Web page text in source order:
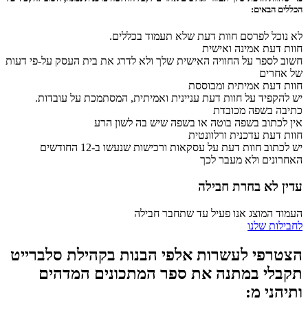
הכללים הבאים:
לא נוכל לפרסם חוות דעת שלא תעמוד בכללים.
חוות דעת אמינה ואישית
חשוב לספר על החוויה האישית שלך ולא לדרג את בית העסק על-פי דעות
של אחרים
חוות דעת אמיתית ומבוססת
יש להקפיד על חוות דעת עניינית ואמיתית, המסתמכת על עובדות.
כתיבה בשפה מכובדת
אין לכתוב בשפה בוטה או בשפה שיש בה לשון הרע
חוות דעת עדכנית ורלוונטית
יש לכתוב חוות דעת על עסקאות ורכישות שנעשו ב-12 החודשים
האחרונים ולא מעבר לכך
עדין לא בחרת חבילה
העמוד המוצג אנו פעיל עד שתחבר חבילה
לחבילות שלנו
הצטרפי לעשרות אלפי הבנות בקהילת סלברייט
תקבלי במתנה את ספר המתכונים המדהים
ותיהני מ: